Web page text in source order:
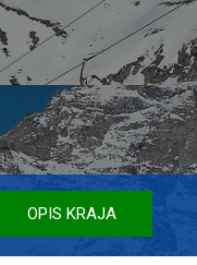
OPIS KRAJA